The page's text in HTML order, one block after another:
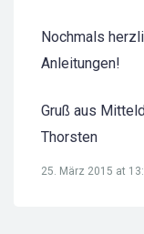
Nochmals
Anleitungen!
Gruß aus
Thorsten
25. März 2015 at